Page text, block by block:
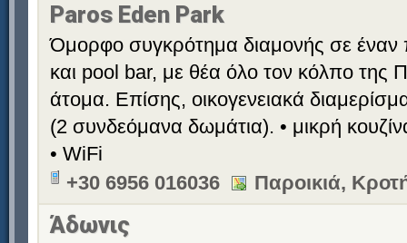
Paros Eden Park
Όμορφο συγκρότημα διαμονής σε έναν
και pool bar, με θέα όλο τον κόλπο της
άτομα. Επίσης, οικογενειακά
(2 συνδεόμανα δωμάτια). • μικρή
• WiFi
+30 6956 016036
Παροικιά,
Άδωνις